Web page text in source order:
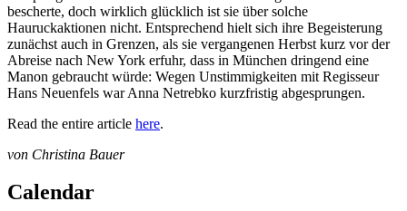
bescherte, doch wirklich glücklich ist sie über solche
Hauruckaktionen nicht. Entsprechend hielt sich ihre Begeisterung
zunächst auch in Grenzen, als sie vergangenen Herbst kurz vor der
Abreise nach New York erfuhr, dass in München dringend eine
Manon gebraucht würde: Wegen Unstimmigkeiten mit Regisseur
Hans Neuenfels war Anna Netrebko kurzfristig abgesprungen.
Read the entire article here.
von Christina Bauer
Calendar